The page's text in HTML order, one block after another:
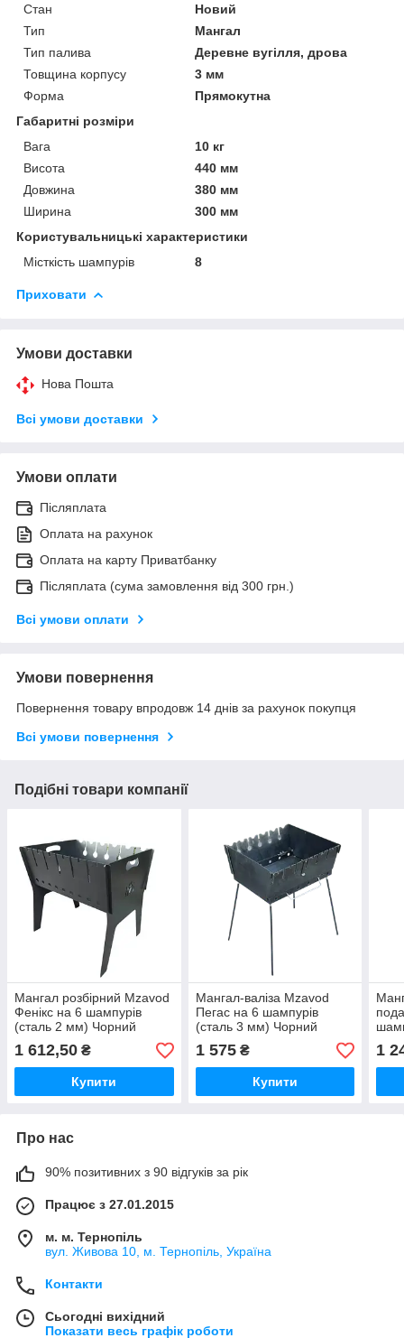
Стан
Новий
Тип
Мангал
Тип палива
Деревне вугілля, дрова
Товщина корпусу
3 мм
Форма
Прямокутна
Габаритні розміри
Вага
10 кг
Висота
440 мм
Довжина
380 мм
Ширина
300 мм
Користувальницькі характеристики
Місткість шампурів
8
Приховати
Умови доставки
Нова Пошта
Всі умови доставки
Умови оплати
Післяплата
Оплата на рахунок
Оплата на карту Приватбанку
Післяплата (сума замовлення від 300 грн.)
Всі умови оплати
Умови повернення
Повернення товару впродовж 14 днів за рахунок покупця
Всі умови повернення
Подібні товари компанії
Мангал розбірний Mzavod
Фенікс на 6 шампурів
(сталь 2 мм) Чорний
1 612,50 ₴
Купити
Мангал-валіза Mzavod
Пегас на 6 шампурів
(сталь 3 мм) Чорний
1 575₴
Купити
1
Про нас
90% позитивних з 90 відгуків за рік
Працює з 27.01.2015
м. м. Тернопіль
вул. Живова 10, м. Тернопіль, Україна
Контакти
Сьогодні вихідний
Показати весь графік роботи